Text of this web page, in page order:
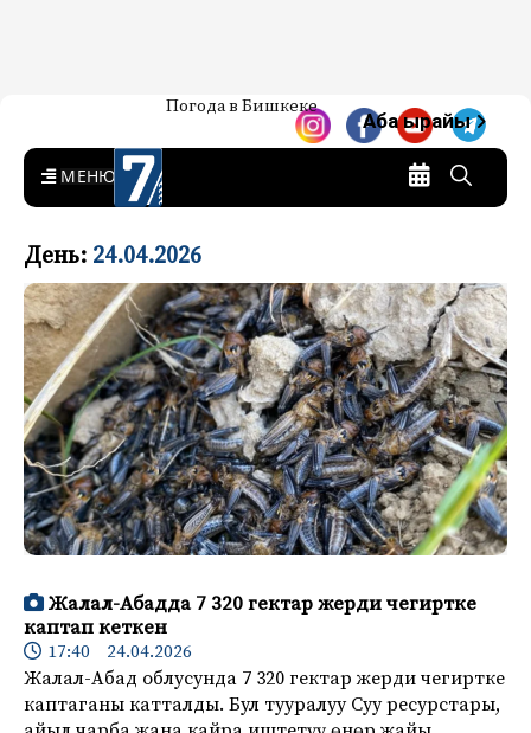
7-канал. Жаңылыктар —
Кыргызстан
Жаңылыктар — Кыргызстан
Погода в Бишкеке
Аба ырайы
MENU
День: 24.04.2026
Жалал-Абадда 7 320 гектар жерди чегиртке
каптап кеткен
17:40 24.04.2026
Жалал-Абад облусунда 7 320 гектар жерди чегиртке
каптаганы катталды. Бул тууралуу Суу ресурстары,